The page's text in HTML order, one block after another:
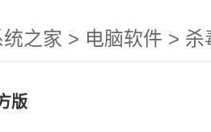
之家 > 电脑软件 > 杀
版